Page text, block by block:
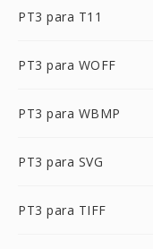
PT3 para T11
PT3 para WOFF
PT3 para WBMP
PT3 para SVG
PT3 para TIFF